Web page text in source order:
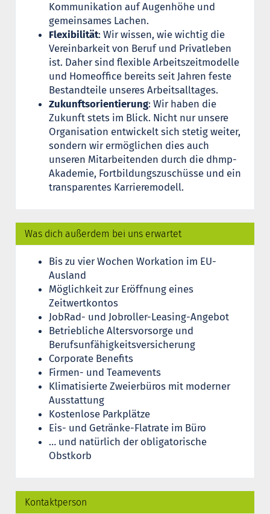
Kommunikation auf Augenhöhe und
gemeinsames Lachen.
Flexibilität: Wir wissen, wie wichtig die
Vereinbarkeit von Beruf und Privatleben
ist. Daher sind flexible Arbeitszeitmodelle
und Homeoffice bereits seit Jahren feste
Bestandteile unseres Arbeitsalltages.
Zukunftsorientierung: Wir haben die
Zukunft stets im Blick. Nicht nur unsere
Organisation entwickelt sich stetig weiter,
sondern wir ermöglichen dies auch
unseren Mitarbeitenden durch die dhmp-
Akademie, Fortbildungszuschüsse und ein
transparentes Karrieremodell.
Was dich außerdem bei uns erwartet
Bis zu vier Wochen Workation im EU-
Ausland
Möglichkeit zur Eröffnung eines
Zeitwertkontos
JobRad- und Jobroller-Leasing-Angebot
Betriebliche Altersvorsorge und
Berufsunfähigkeitsversicherung
Corporate Benefits
Firmen- und Teamevents
Klimatisierte Zweierbüros mit moderner
Ausstattung
Kostenlose Parkplätze
Eis- und Getränke-Flatrate im Büro
… und natürlich der obligatorische
Obstkorb
Kontaktperson